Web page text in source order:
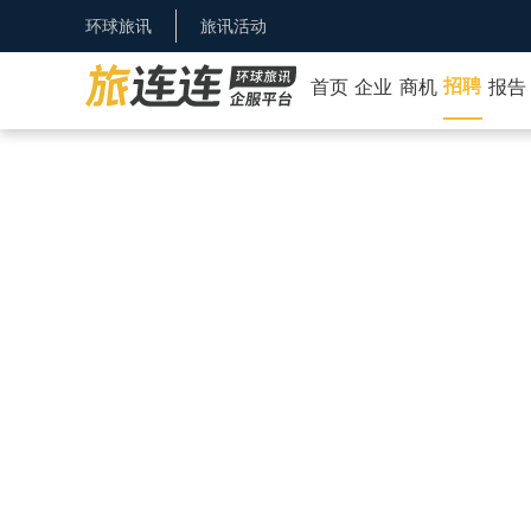
环球旅讯 旅讯活动
首页 企业 商机 招聘 报告